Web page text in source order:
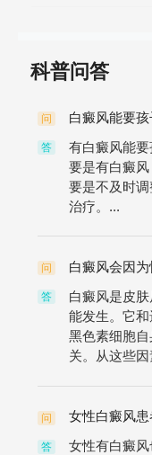
科普问答
问 白癜风能要
答
有白癜风能要
要是有白癜风
要是不及时
治疗。...
问 白癜风会因
答
白癜风是皮
能发生。它和
黑色素细胞
关。从这些
问 女性白癜风
答
女性有白癜